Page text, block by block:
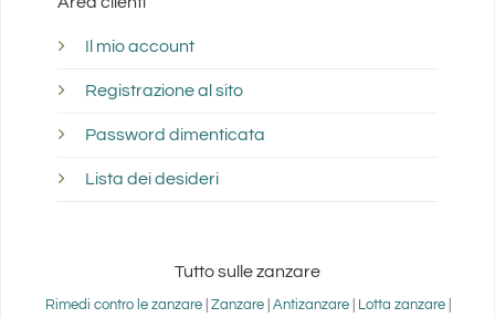
Il mio account
Registrazione al sito
Password dimenticata
Lista dei desideri
Tutto sulle zanzare
Rimedi contro le zanzare| Zanzare| Antizanzare Lotta zanzare|